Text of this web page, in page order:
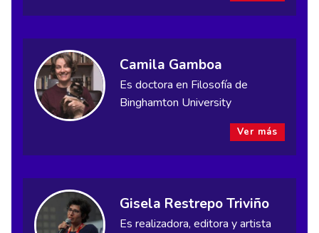
Camila Gamboa
Es doctora en Filosofía de
Binghamton University
Ver más
Gisela Restrepo Triviño
Es realizadora, editora y artista